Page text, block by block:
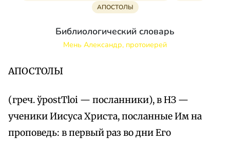
АПОСТОЛЫ
Библиологический словарь
Мень Александр, протоиерей
АПОСТОЛЫ
(греч. ўpostТloi — посланники), в НЗ —
ученики Иисуса Христа, посланные Им на
проповедь: в первый раз во дни Его